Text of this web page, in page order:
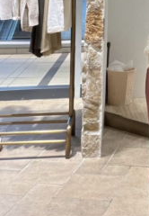
HOME
NEWS
ABOUT SOTY
投票方法
Follow Us